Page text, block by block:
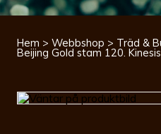
Hem > Webbshop > Träd &
Beijing Gold stam 120.